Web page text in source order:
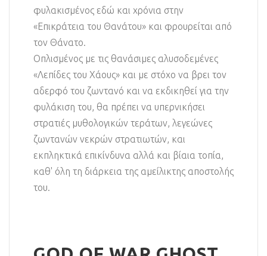
φυλακισμένος εδώ και χρόνια στην
«Επικράτεια του Θανάτου» και φρουρείται από
τον Θάνατο.
Οπλισμένος με τις θανάσιμες αλυσοδεμένες
«Λεπίδες του Χάους» και με στόχο να βρει τον
αδερφό του ζωντανό και να εκδικηθεί για την
φυλάκιση του, θα πρέπει να υπερνικήσει
στρατιές μυθολογικών τεράτων, λεγεώνες
ζωντανών νεκρών στρατιωτών, και
εκπληκτικά επικίνδυνα αλλά και βίαια τοπία,
καθ' όλη τη διάρκεια της αμείλικτης αποστολής
του.